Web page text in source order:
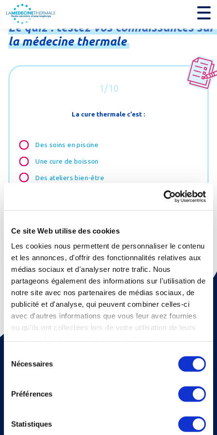
Ce site Web utilise des cookies
Les cookies nous permettent de personnaliser le contenu
et les annonces, d'offrir des fonctionnalités relatives aux
médias sociaux et d'analyser notre trafic. Nous
partageons également des informations sur l'utilisation de
notre site avec nos partenaires de médias sociaux, de
publicité et d'analyse, qui peuvent combiner celles-ci
avec d'autres informations que vous leur avez fournies
ou qu'ils ont collectées lors de votre utilisation de leurs
Nécessaires
Préférences
Statistiques
Lequiz:testezvosconnaissancessur
lamédecinethermale
1/10
La cure thermale c’est :
Des soins en piscine
Une cure de boisson
Des ateliers bien-être
Tout ça à la fois
Pour recevoir une fois par mois un mail d'information sur
abonnez vous à notre newsletter !
Veuillez renseigner votre adresse email pour vous inscrire. Ex. :
abc@xyz.com
avoir pris connaissance de votre politique de
confidentialité et mentions légales.